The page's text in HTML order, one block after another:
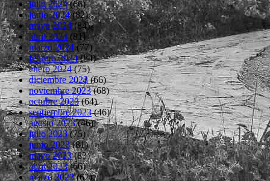
julio 2024(66)
junio 2024(82)
mayo 2024(84)
abril 2024 (81)
marzo 2024(77)
febrero 2024(84)
enero 2024(75)
diciembre 2023(66)
noviembre 2023(68)
octubre 2023(64)
septiembre 2023(46)
agosto 2023(46)
julio 2023(75)
junio 2023(81)
mayo 2023(83)
abril 2023(66)
marzo 2023(62)